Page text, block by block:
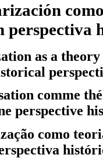
perspectiva
as a
comme
perspective
como